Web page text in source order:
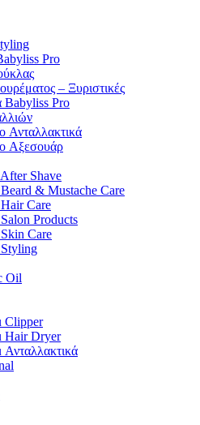
Pro
– Ξυριστικές
Babyliss Pro
Ανταλλακτικά
Αξεσουάρ
Shave
& Mustache Care
Care
Products
Care
Oil
Clipper
Hair Dryer